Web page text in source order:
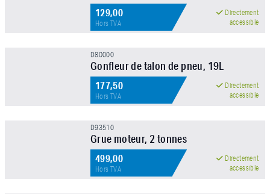
129,00
Hors TVA
Directement
accessible
D80000
Gonfleur de talon de pneu, 19L
177,50
Hors TVA
Directement
accessible
D93510
Grue moteur, 2 tonnes
499,00
Hors TVA
Directement
accessible